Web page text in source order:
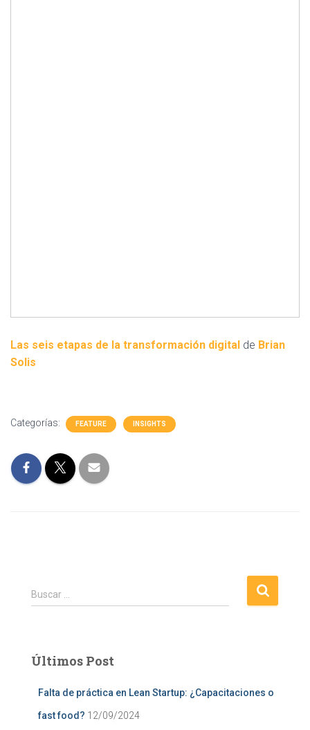
Las seis etapas de la transformación digital de Brian
Solis
Categorías: FEATURE INSIGHTS
B
u
r
Buscar …
Últimos Post
Falta de práctica en Lean Startup: ¿Capacitaciones o
fast food? 12/09/2024